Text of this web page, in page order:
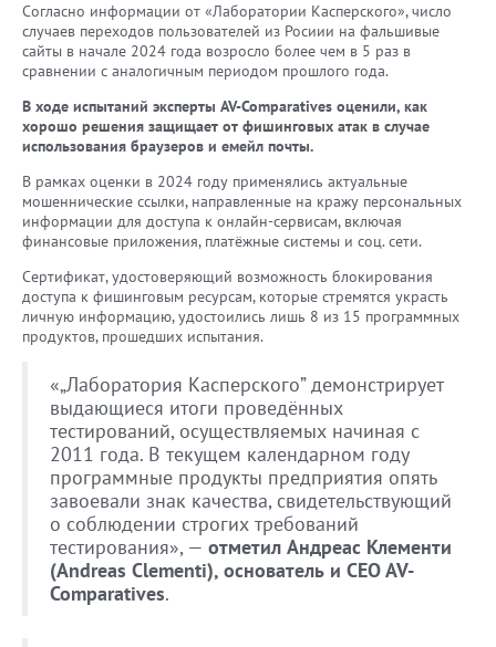
Согласно информации от «Лаборатории Касперского», число
случаев переходов пользователей из Росиии на фальшивые
сайты в начале 2024 года возросло более чем в 5 раз в
сравнении с аналогичным периодом прошлого года.
В ходе испытаний эксперты AV-Comparatives оценили, как
хорошо решения защищает от фишинговых атак в случае
использования браузеров и емейл почты.
В рамках оценки в 2024 году применялись актуальные
мошеннические ссылки, направленные на кражу персональных
информации для доступа к онлайн-сервисам, включая
финансовые приложения, платёжные системы и соц. сети.
Сертификат, удостоверяющий возможность блокирования
доступа к фишинговым ресурсам, которые стремятся украсть
личную информацию, удостоились лишь 8 из 15 программных
продуктов, прошедших испытания.
«„Лаборатория Касперского” демонстрирует
выдающиеся итоги проведённых
тестирований, осуществляемых начиная с
2011 года. В текущем календарном году
программные продукты предприятия опять
завоевали знак качества, свидетельствующий
о соблюдении строгих требований
тестирования», — отметил Андреас Клементи
(Andreas Clementi), основатель и CEO AV-
Comparatives.